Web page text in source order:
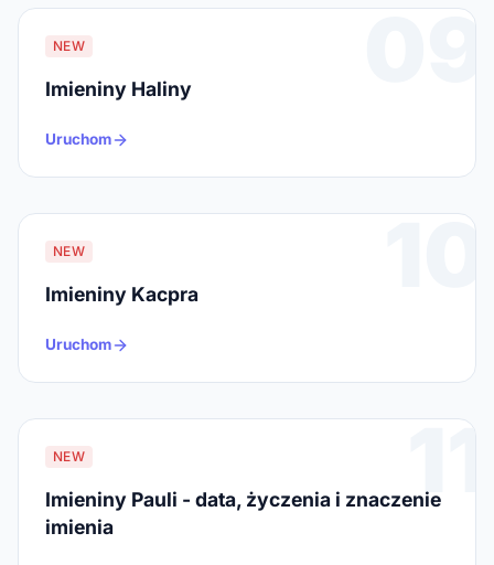
09
NEW
Imieniny Haliny
Uruchom
10
NEW
Imieniny Kacpra
Uruchom
11
NEW
Imieniny Pauli - data, życzenia i znaczenie
imienia